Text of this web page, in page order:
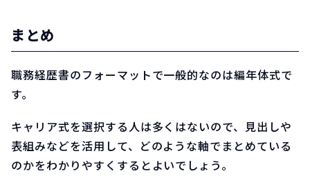
まとめ
職務経歴書のフォーマットで一般的なのは編年体式で
す。
キャリア式を選択する人は多くはないので、見出しや
表組みなどを活用して、どのような軸でまとめている
のかをわかりやすくするとよいでしょう。